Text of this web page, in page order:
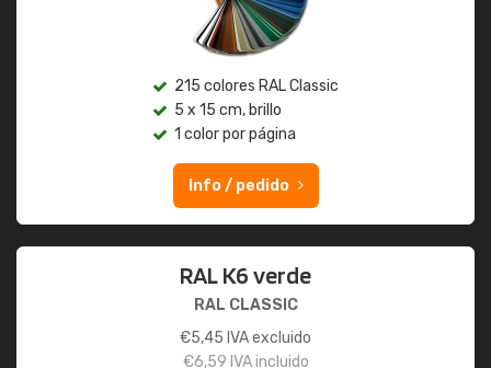
215 colores RAL Classic
5 x 15 cm, brillo
1 color por página
Info / pedido
RAL K6 verde
RAL CLASSIC
€5,45 IVA excluido
€6,59 IVA incluido